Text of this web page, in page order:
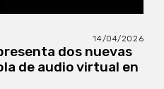
14/04/2026
dos nuevas
de audio virtual en